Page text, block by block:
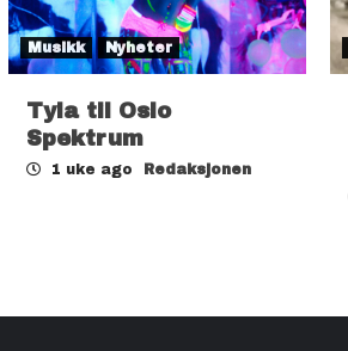
Musikk Nyheter
Tyla til Oslo
Spektrum
1 uke ago Redaksjonen